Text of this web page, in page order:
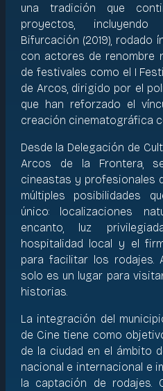
una tradición que
proyectos,
Bifurcación (2019), rodado
con actores de renombre
de festivales como el I
de Arcos, dirigido por el
que han reforzado el
creación cinematográfica
Desde la Delegación de
Arcos de la Frontera,
cineastas y profesionales
múltiples posibilidades
único: localizaciones
encanto, luz
hospitalidad local y el
para facilitar los rodajes.
solo es un lugar para
historias.
La integración del
de Cine tiene como
de la ciudad en el ámbito
nacional e internacional e
la captación de rodajes.